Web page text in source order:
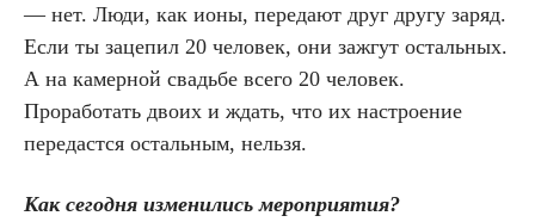
— нет. Люди, как ионы, передают друг другу заряд.
Если ты зацепил 20 человек, они зажгут остальных.
А на камерной свадьбе всего 20 человек.
Проработать двоих и ждать, что их настроение
передастся остальным, нельзя.
Как сегодня изменились мероприятия?